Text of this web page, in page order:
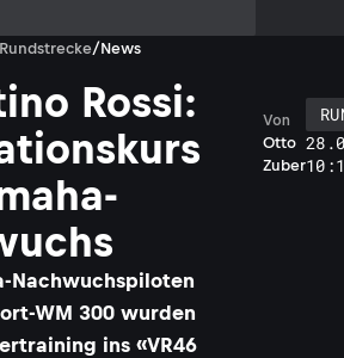
Rundstrecke/News
Rossi:
Nachwuchspiloten
WM 300 wurden
ins «VR46
Otto
Zuber
Von